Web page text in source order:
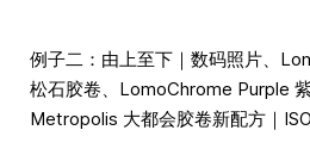
例子二：由上至下｜数码照片、
松石胶卷、LomoChrome Purple
Metropolis 大都会胶卷新配方｜